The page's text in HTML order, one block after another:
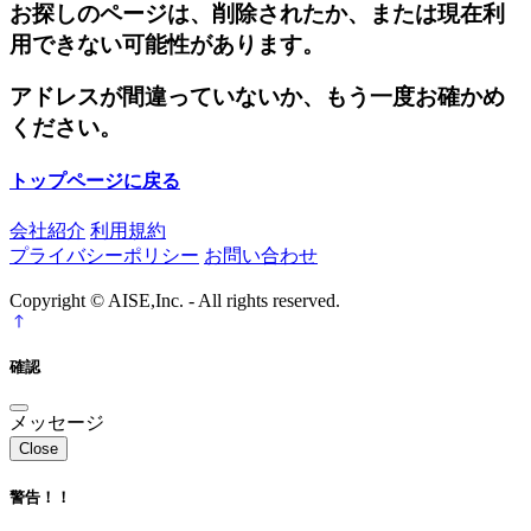
お探しのページは、削除されたか、または現在利
用できない可能性があります。
アドレスが間違っていないか、もう一度お確かめ
ください。
トップページに戻る
会社紹介 利用規約
プライバシーポリシー お問い合わせ
Copyright © AISE,Inc. - All rights reserved.
確認
メッセージ
Close
警告！！